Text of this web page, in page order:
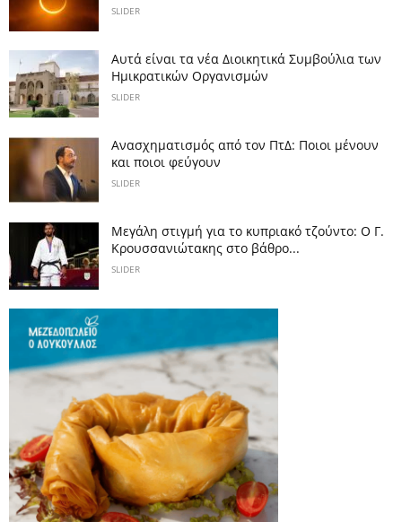
SLIDER
Αυτά είναι τα νέα Διοικητικά Συμβούλια των
Ημικρατικών Οργανισμών
SLIDER
Ανασχηματισμός από τον ΠτΔ: Ποιοι μένουν
και ποιοι φεύγουν
SLIDER
Μεγάλη στιγμή για το κυπριακό τζούντο: Ο Γ.
Κρουσσανιώτακης στο βάθρο...
SLIDER